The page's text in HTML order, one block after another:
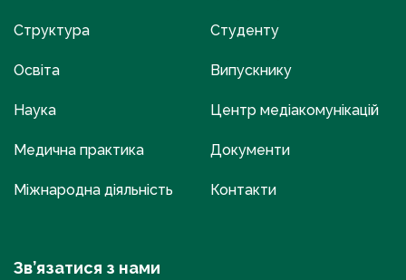
Структура
Освіта
Наука
Медична практика
Міжнародна діяльність
Студенту
Випускнику
Центр медіакомунікацій
Документи
Контакти
Зв’язатися з нами